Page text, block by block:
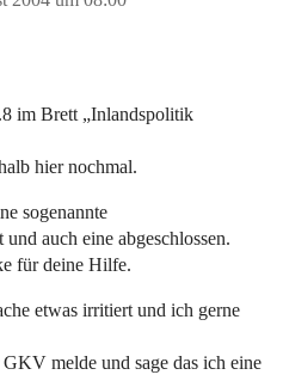
im Brett „Inlandspolitik
hier nochmal.
sogenannte
auch eine abgeschlossen.
für deine Hilfe.
etwas irritiert und ich gerne
melde und sage das ich eine